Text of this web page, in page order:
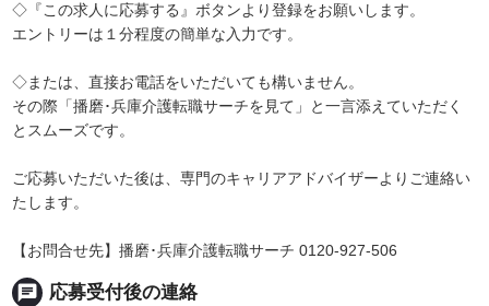
◇『この求人に応募する』ボタンより登録をお願いします。
エントリーは１分程度の簡単な入力です。
◇または、直接お電話をいただいても構いません。
その際「播磨･兵庫介護転職サーチを見て」と一言添えていただく
とスムーズです。
ご応募いただいた後は、専門のキャリアアドバイザーよりご連絡い
たします。
【お問合せ先】播磨･兵庫介護転職サーチ 0120-927-506
chat 応募受付後の連絡